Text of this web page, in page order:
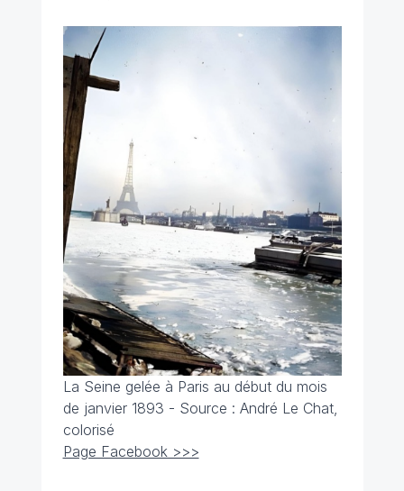
La Seine gelée à Paris au début du mois
de janvier 1893 - Source : André Le Chat,
colorisé
Page Facebook >>>